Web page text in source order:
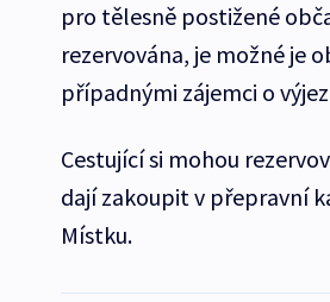
pro tělesně postižené
rezervována, je možné je
případnými zájemci o
Cestující si mohou
dají zakoupit v přepravní
Místku.